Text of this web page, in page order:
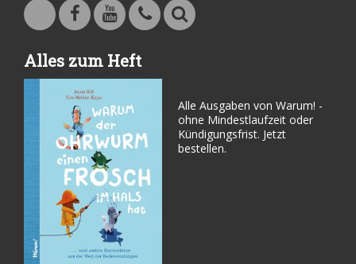
Alles zum Heft
Alle Ausgaben von Warum! -
ohne Mindestlaufzeit oder
Kündigungsfrist. Jetzt
bestellen.